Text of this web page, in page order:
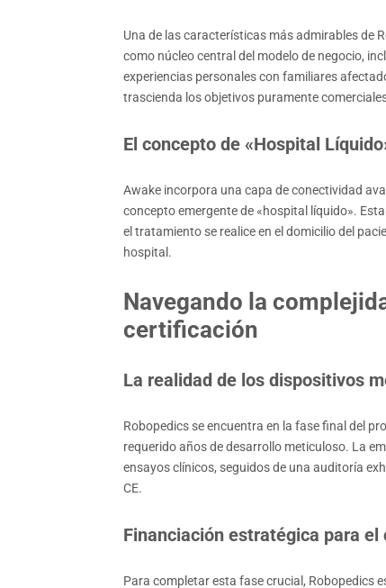
Una de las características más admirables de
como núcleo central del modelo de negocio,
experiencias personales con familiares
trascienda los objetivos puramente
El concepto de «Hospital
Awake incorpora una capa de conectividad
concepto emergente de «hospital líquido».
el tratamiento se realice en el domicilio del
hospital.
Navegando la
certificación
La realidad de los dispositivos
Robopedics se encuentra en la fase final del
requerido años de desarrollo meticuloso. La
ensayos clínicos, seguidos de una auditoría
CE.
Financiación estratégica para el
Para completar esta fase crucial, Robopedics